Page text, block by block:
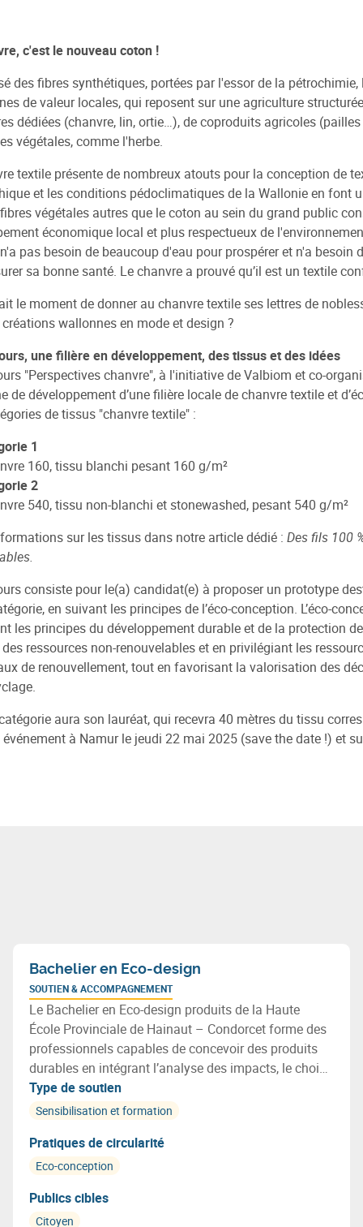
c'est le nouveau coton !
des fibres synthétiques, portées par l'essor de la
de valeur locales, qui reposent sur une agriculture
dédiées (chanvre, lin, ortie…), de coproduits agricoles
végétales, comme l'herbe.
textile présente de nombreux atouts pour la conception de
et les conditions pédoclimatiques de la Wallonie en font
végétales autres que le coton au sein du grand public
économique local et plus respectueux de
pas besoin de beaucoup d'eau pour prospérer et n'a
sa bonne santé. Le chanvre a prouvé qu’il est un textile
le moment de donner au chanvre textile ses lettres de
wallonnes en mode et design ?
une filière en développement, des tissus et des idées
"Perspectives chanvre", à l'initiative de Valbiom et co-
de développement d’une filière locale de chanvre textile et
de tissus "chanvre textile" :
1
160, tissu blanchi pesant 160 g/m²
2
540, tissu non-blanchi et stonewashed, pesant 540 g/m²
sur les tissus dans notre article dédié : Des fils 100
consiste pour le(a) candidat(e) à proposer un prototype
en suivant les principes de l’éco-conception. L’éco-
les principes du développement durable et de la protection
ressources non-renouvelables et en privilégiant les
de renouvellement, tout en favorisant la valorisation des
aura son lauréat, qui recevra 40 mètres du tissu
événement à Namur le jeudi 22 mai 2025 (save the date !) et
Bachelier en Eco-design
SOUTIEN & ACCOMPAGNEMENT
Le Bachelier en Eco-design produits de la Haute
École Provinciale de Hainaut – Condorcet forme des
professionnels capables de concevoir des produits
durables en intégrant l’analyse des impacts, le choix
de matériaux recyclables, l’optimisation des
ressources et les principes de l’économie circulaire.
Type de soutien
Sensibilisation et formation
Pratiques de circularité
Eco-conception
Publics cibles
Citoyen